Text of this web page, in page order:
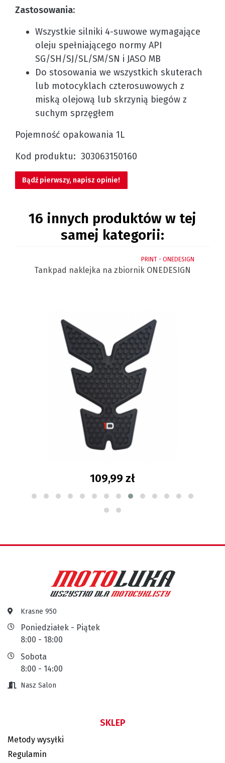
Zastosowania:
Wszystkie silniki 4-suwowe wymagające
oleju spełniającego normy API
SG/SH/SJ/SL/SM/SN i JASO MB
Do stosowania we wszystkich skuterach
lub motocyklach czterosuwowych z
miską olejową lub skrzynią biegów z
suchym sprzęgłem
Pojemność opakowania 1L
Kod produktu: 303063150160
Bądź pierwszy, napisz opinie!
16 innych produktów w tej
samej kategorii:
PRINT - ONEDESIGN
Tankpad naklejka na zbiornik ONEDESIGN
109,99 zł
Krasne 950
Poniedziałek - Piątek
8:00 - 18:00
Sobota
8:00 - 14:00
Nasz Salon
SKLEP
Metody wysyłki
Regulamin